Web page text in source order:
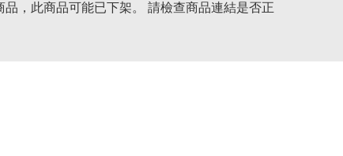
品，此商品可能已下架。 請檢查商品連結是否正